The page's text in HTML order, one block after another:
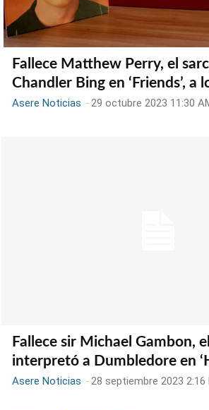
Fallece Matthew Perry, el
Chandler Bing en ‘Friends’, a
Asere Noticias -29 octubre 2023 11:30
Fallece sir Michael Gambon,
interpretó a Dumbledore en
Asere Noticias -28 septiembre 2023 2:16